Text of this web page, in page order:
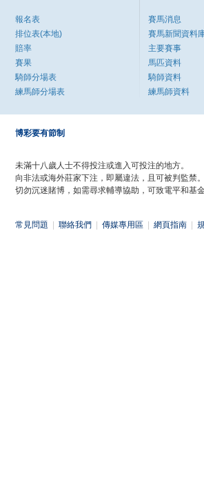
報名表
排位表(本地)
賠率
賽果
騎師分場表
練馬師分場表
賽馬消息
賽馬新聞資料
主要賽事
馬匹資料
騎師資料
練馬師資料
博彩要有節制
未滿十八歲人士不得投注或進入可投注的地方。
向非法或海外莊家下注，即屬違法，且可被判監禁。
切勿沉迷賭博，如需尋求輔導協助，可致電平和基
常見問題 聯絡我們 傳媒專用區 網頁指南